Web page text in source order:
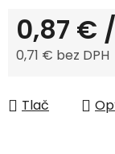
0,87 €
0,71 € bez DPH
Tlač